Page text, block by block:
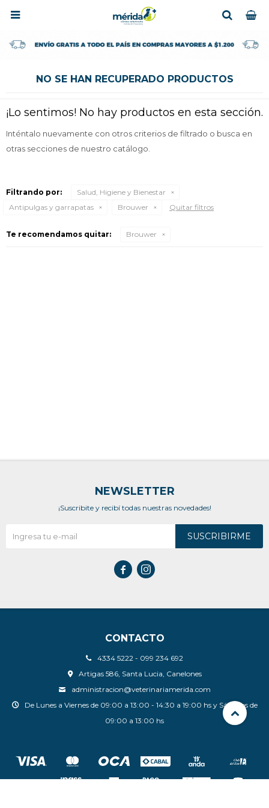

NO SE HAN RECUPERADO PRODUCTOS
¡Lo sentimos! No hay productos en esta sección.
Inténtalo nuevamente con otros criterios de filtrado o busca en
otras secciones de nuestro catálogo.
Filtrando por:
Salud, Higiene y Bienestar
Antipulgas y garrapatas
Brouwer Quitar filtros
Te recomendamos quitar: Brouwer
CONTACTO
4334 5222 - 099 234 692
Artigas 586, Santa Lucia, Canelones
administracion@veterinariamerida.com
De Lunes a Viernes de 09:00 a 13:00 - 14:30 a 19:00 hs y Sábados de
09:00 a 13:00 hs
NEWSLETTER
¡Suscribite y recibí todas nuestras novedades!
SUSCRIBIRME
 